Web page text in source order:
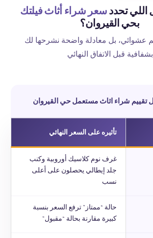
تحددسعر شراء أثاث فيلتك
بحي القيروان؟
عشوائي، بل معادلة واضحة نشرحها لك
بشفافية قبل الاتفاق النهائي
شراء اثاث مستعمل حي القيروان
تأثيره على السعر النهائي
غرف نوم كلاسيك أوروبية وكنب
جلد إيطالي يحصلون على أعلى
نسب
حالة “ممتاز” ترفع السعر بنسبة
كبيرة مقارنة بحالة “مقبول”